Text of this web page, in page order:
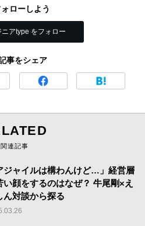
ローしよう
ニアtype をフォロー
事をシェア
関連記事
ジャイルは構わんけど…」経営層
い顔をするのはなぜ？ 牛尾剛×え
ん対談から探る